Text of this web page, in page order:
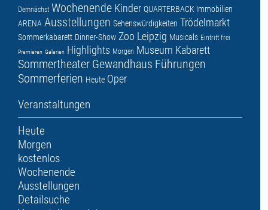
Demnächst Wochenende Kinder QUARTERBACK Immobilien
ARENA Ausstellungen Sehenswürdigkeiten Trödelmarkt
Sommerkabarett Dinner-Show Zoo Leipzig Musicals Eintritt frei
Premieren Galerien Highlights Morgen Museum Kabarett
Sommertheater Gewandhaus Führungen
Sommerferien Heute Oper
Veranstaltungen
Heute
Morgen
kostenlos
Wochenende
Ausstellungen
Detailsuche